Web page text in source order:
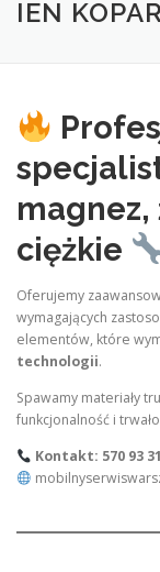
IEN
ciężkie
Oferujemy
wymagających
elementów, które
technologii.
Spawamy materiały
funkcjonalność i
Kontakt: 570 93